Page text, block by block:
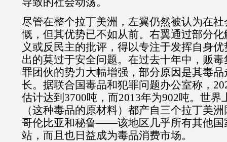
尽管在整个拉丁美洲，左翼仍然被认为在
慨，但其优势已不如从前。右翼通过部分
义或反民主的批评，得以专注于发挥自身
出的莫过于安全问题。在过去十年中，贩
罪团伙的势力大幅增强，部分原因是其毒
长。据联合国毒品和犯罪问题办公室称，
估计达到 3700吨，而2013年为902吨。世界
（这种毒品的原材料）都产自三个拉丁美
哥伦比亚和秘鲁——该地区几乎所有其他国
站，而且也日益成为毒品消费市场。